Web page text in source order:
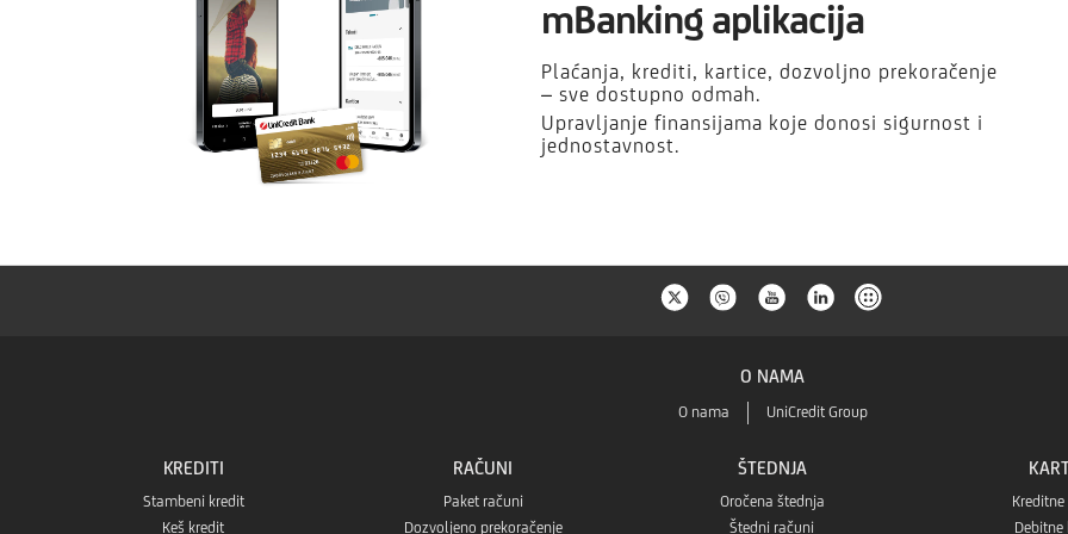
mBanking aplikacija
Plaćanja, krediti, kartice, dozvoljno prekoračenje
– sve dostupno odmah.
Upravljanje finansijama koje donosi sigurnost i
jednostavnost.
O NAMA
O nama UniCredit Group
KREDITI
Stambeni kredit
Keš kredit
RAČUNI
Paket računi
Dozvoljeno prekoračenje
ŠTEDNJA
Oročena štednja
Štedni računi
Debitne